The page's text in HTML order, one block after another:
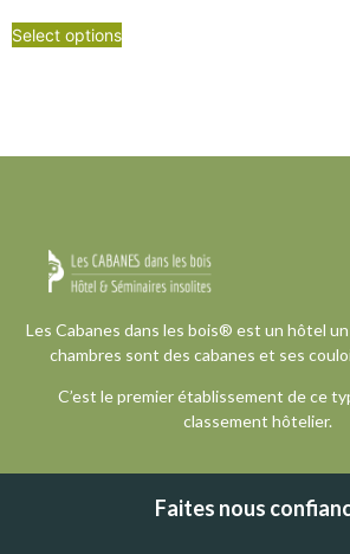
Select options
Les Cabanes dans les bois® est un hôtel
chambres sont des cabanes et ses
C’est le premier établissement de ce
classement hôtelier.
Faites nous